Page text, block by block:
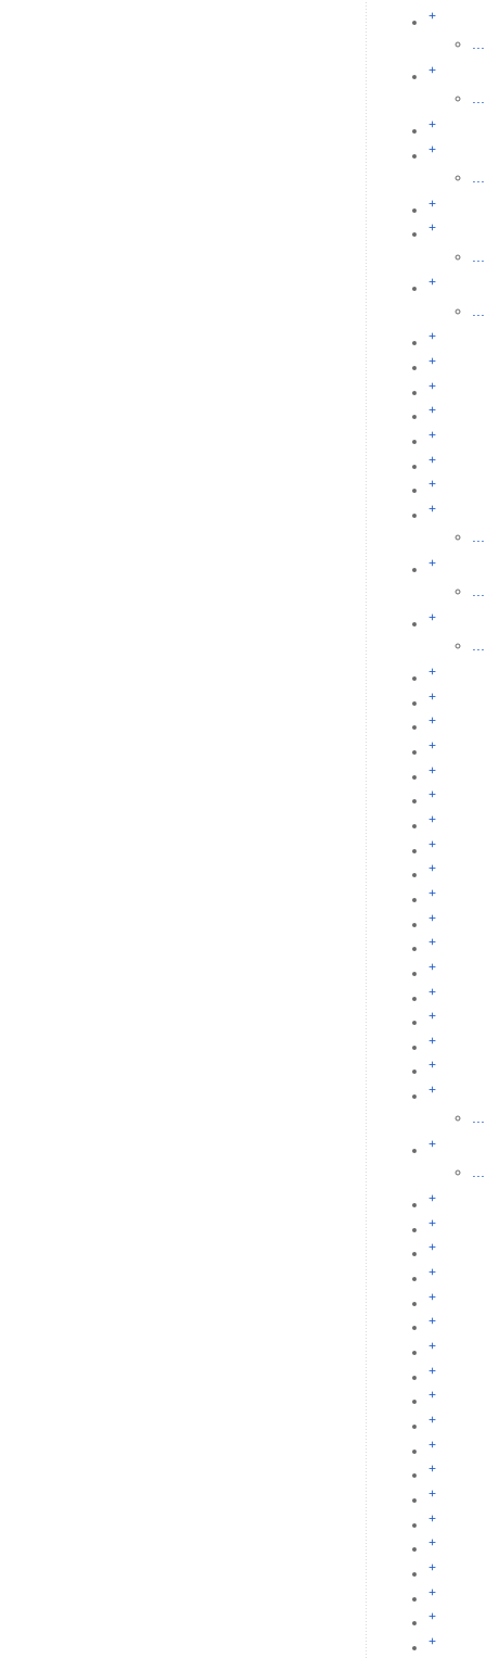
+
...
+
...
+
+
+
+
+
+
+
+
+
+
+
+
+
...
+
...
+
...
+
+
+
+
+
+
+
+
+
+
+
+
+
+
+
+
+
+
...
+
...
+
+
+
+
+
+
+
+
+
+
+
+
+
+
+
+
+
+
+